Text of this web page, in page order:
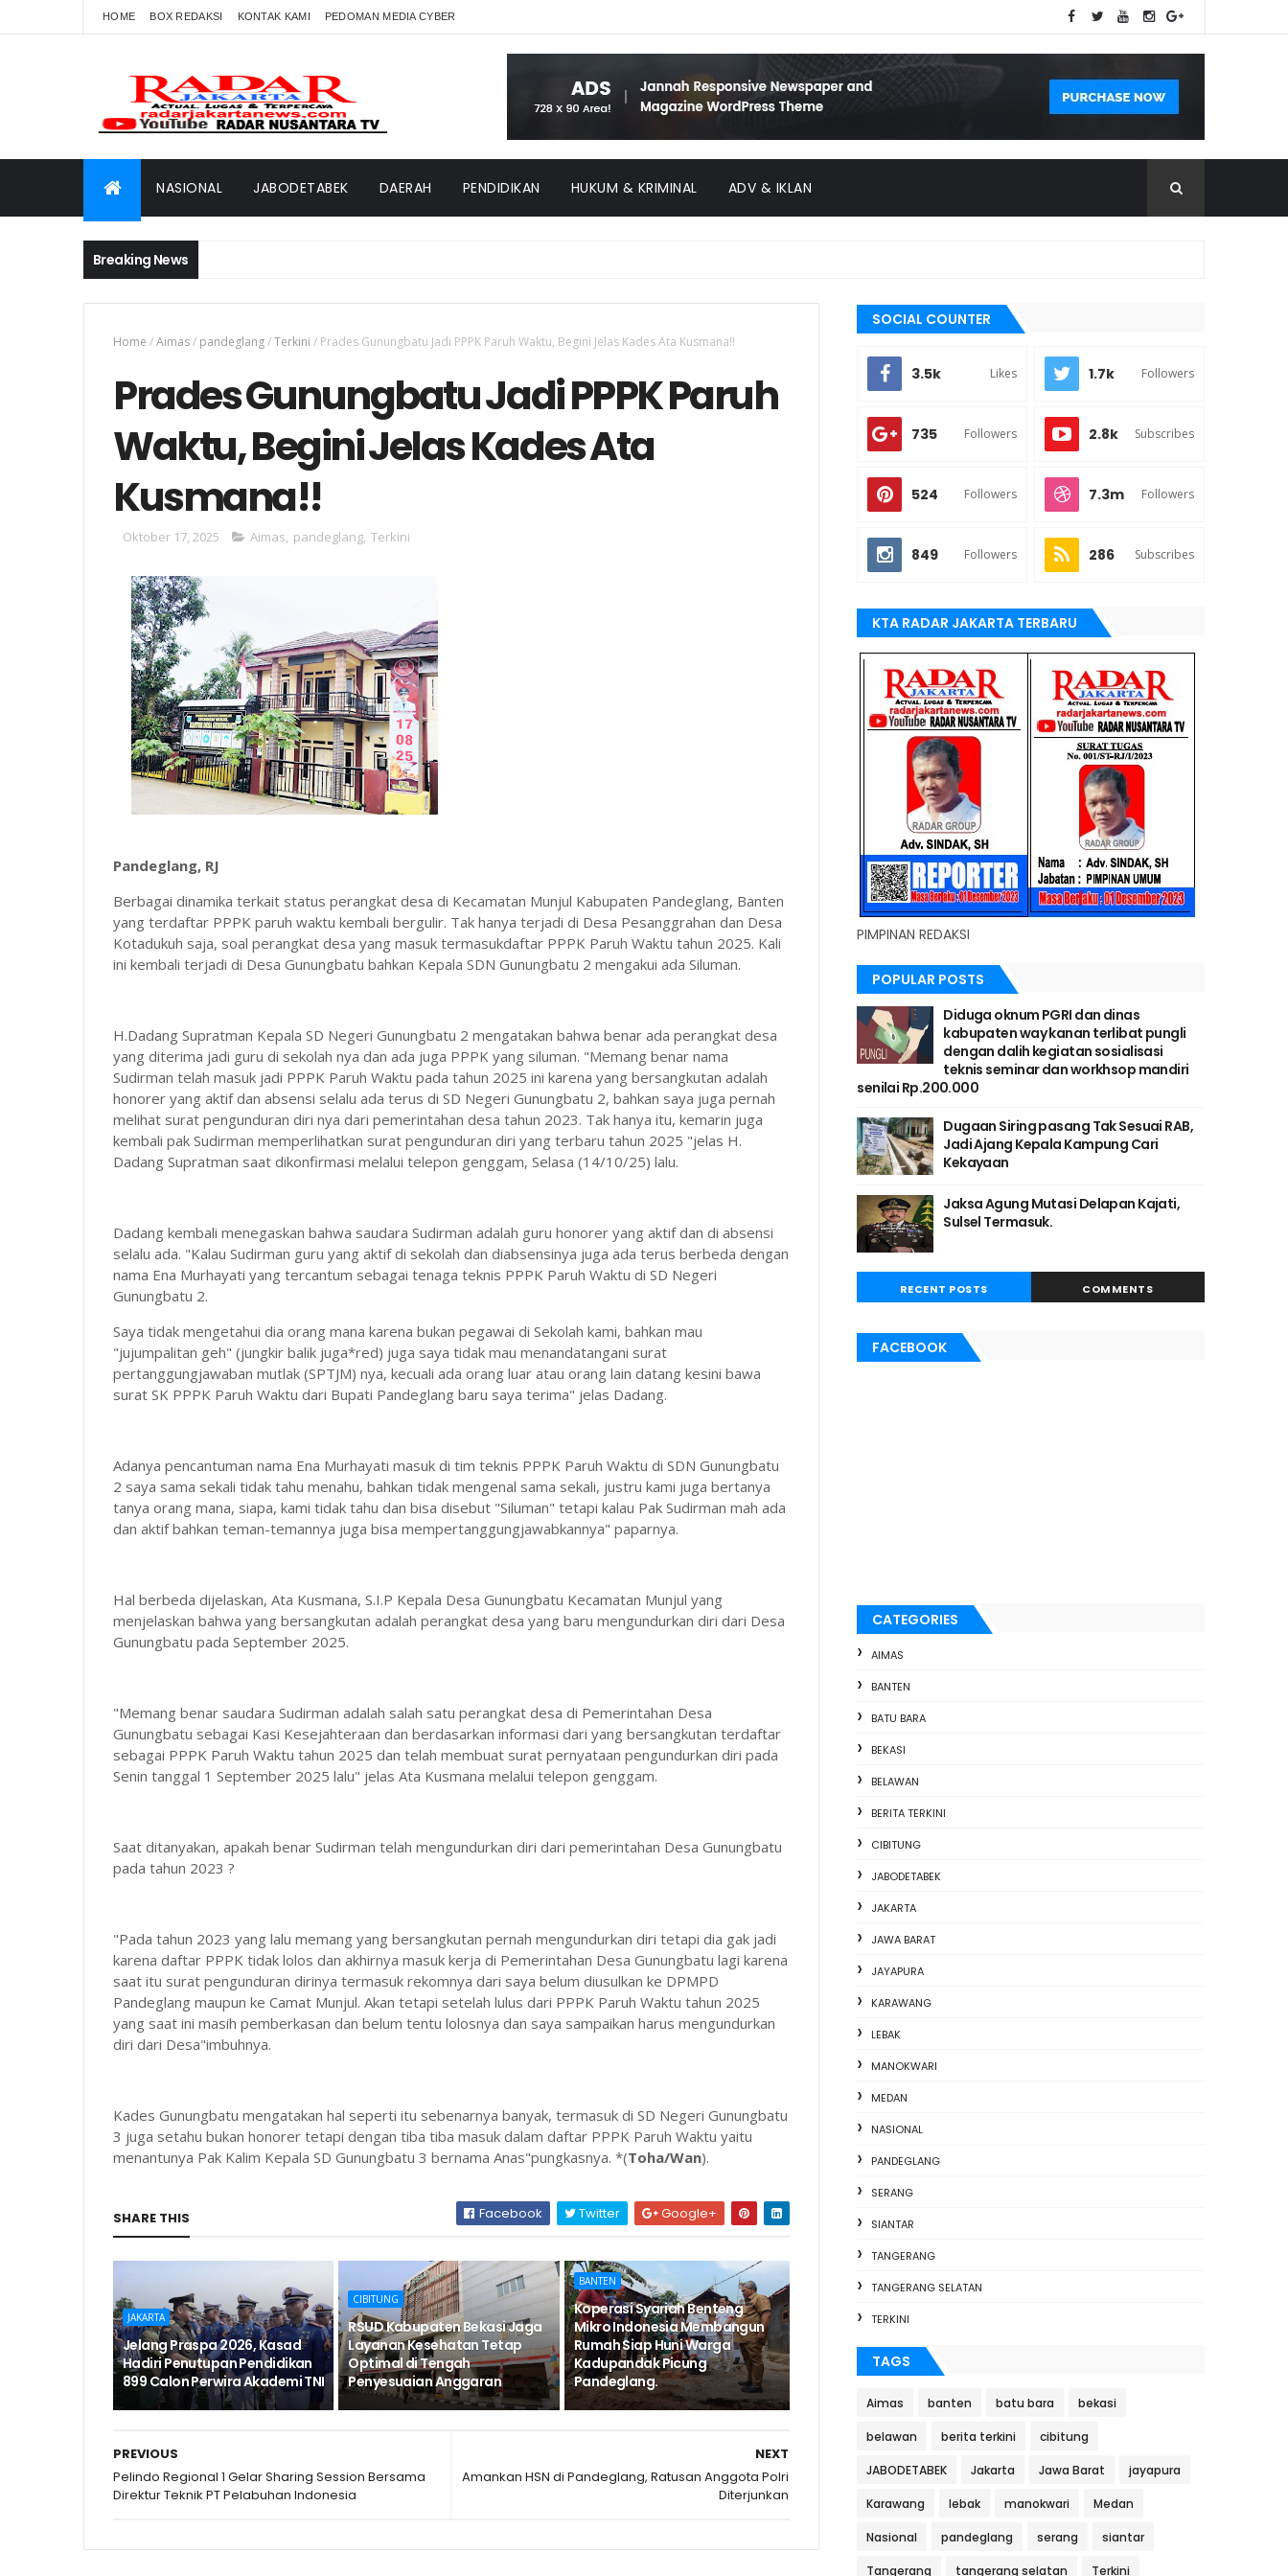
HOME BOX REDAKSI KONTAK KAMI PEDOMAN MEDIA CYBER
NASIONAL JABODETABEK DAERAH PENDIDIKAN HUKUM & KRIMINAL ADV & IKLAN
Breaking News
Home /Aimas/ pandeglang/Terkini / Prades Gunungbatu Jadi PPPK Paruh Waktu, Begini Jelas Kades Ata Kusmana!!
Prades Gunungbatu Jadi PPPK Paruh
Waktu, Begini Jelas Kades Ata
Kusmana!!
Oktober 17, 2025 Aimas, pandeglang, Terkini
Pandeglang, RJ
Berbagai dinamika terkait status perangkat desa di Kecamatan Munjul Kabupaten Pandeglang, Banten
yang terdaftar PPPK paruh waktu kembali bergulir. Tak hanya terjadi di Desa Pesanggrahan dan Desa
Kotadukuh saja, soal perangkat desa yang masuk termasukdaftar PPPK Paruh Waktu tahun 2025. Kali
ini kembali terjadi di Desa Gunungbatu bahkan Kepala SDN Gunungbatu 2 mengakui ada Siluman.
H.Dadang Supratman Kepala SD Negeri Gunungbatu 2 mengatakan bahwa benar ada perangkat desa
yang diterima jadi guru di sekolah nya dan ada juga PPPK yang siluman. "Memang benar nama
Sudirman telah masuk jadi PPPK Paruh Waktu pada tahun 2025 ini karena yang bersangkutan adalah
honorer yang aktif dan absensi selalu ada terus di SD Negeri Gunungbatu 2, bahkan saya juga pernah
melihat surat pengunduran diri nya dari pemerintahan desa tahun 2023. Tak hanya itu, kemarin juga
kembali pak Sudirman memperlihatkan surat pengunduran diri yang terbaru tahun 2025 "jelas H.
Dadang Supratman saat dikonfirmasi melalui telepon genggam, Selasa (14/10/25) lalu.
Dadang kembali menegaskan bahwa saudara Sudirman adalah guru honorer yang aktif dan di absensi
selalu ada. "Kalau Sudirman guru yang aktif di sekolah dan diabsensinya juga ada terus berbeda dengan
nama Ena Murhayati yang tercantum sebagai tenaga teknis PPPK Paruh Waktu di SD Negeri
Gunungbatu 2.
Saya tidak mengetahui dia orang mana karena bukan pegawai di Sekolah kami, bahkan mau
"jujumpalitan geh" (jungkir balik juga*red) juga saya tidak mau menandatangani surat
pertanggungjawaban mutlak (SPTJM) nya, kecuali ada orang luar atau orang lain datang kesini bawa
surat SK PPPK Paruh Waktu dari Bupati Pandeglang baru saya terima" jelas Dadang.
Adanya pencantuman nama Ena Murhayati masuk di tim teknis PPPK Paruh Waktu di SDN Gunungbatu
2 saya sama sekali tidak tahu menahu, bahkan tidak mengenal sama sekali, justru kami juga bertanya
tanya orang mana, siapa, kami tidak tahu dan bisa disebut "Siluman" tetapi kalau Pak Sudirman mah ada
dan aktif bahkan teman-temannya juga bisa mempertanggungjawabkannya" paparnya.
Hal berbeda dijelaskan, Ata Kusmana, S.I.P Kepala Desa Gunungbatu Kecamatan Munjul yang
menjelaskan bahwa yang bersangkutan adalah perangkat desa yang baru mengundurkan diri dari Desa
Gunungbatu pada September 2025.
"Memang benar saudara Sudirman adalah salah satu perangkat desa di Pemerintahan Desa
Gunungbatu sebagai Kasi Kesejahteraan dan berdasarkan informasi dari yang bersangkutan terdaftar
sebagai PPPK Paruh Waktu tahun 2025 dan telah membuat surat pernyataan pengundurkan diri pada
Senin tanggal 1 September 2025 lalu" jelas Ata Kusmana melalui telepon genggam.
Saat ditanyakan, apakah benar Sudirman telah mengundurkan diri dari pemerintahan Desa Gunungbatu
pada tahun 2023 ?
"Pada tahun 2023 yang lalu memang yang bersangkutan pernah mengundurkan diri tetapi dia gak jadi
karena daftar PPPK tidak lolos dan akhirnya masuk kerja di Pemerintahan Desa Gunungbatu lagi karena
saat itu surat pengunduran dirinya termasuk rekomnya dari saya belum diusulkan ke DPMPD
Pandeglang maupun ke Camat Munjul. Akan tetapi setelah lulus dari PPPK Paruh Waktu tahun 2025
yang saat ini masih pemberkasan dan belum tentu lolosnya dan saya sampaikan harus mengundurkan
diri dari Desa"imbuhnya.
Kades Gunungbatu mengatakan hal seperti itu sebenarnya banyak, termasuk di SD Negeri Gunungbatu
3 juga setahu bukan honorer tetapi dengan tiba tiba masuk dalam daftar PPPK Paruh Waktu yaitu
menantunya Pak Kalim Kepala SD Gunungbatu 3 bernama Anas"pungkasnya. *(Toha/Wan).
SHARE THIS Facebook Twitter Google+
JAKARTA
Jelang Praspa 2026, Kasad
Hadiri Penutupan Pendidikan
899 Calon Perwira Akademi TNI
CIBITUNG
RSUD Kabupaten Bekasi Jaga
Layanan Kesehatan Tetap
Optimal di Tengah
Penyesuaian Anggaran
BANTEN
Koperasi Syariah Benteng
Mikro Indonesia Membangun
Rumah Siap Huni Warga
Kadupandak Picung
Pandeglang.
NEXT
Amankan HSN di Pandeglang, Ratusan Anggota Polri
Diterjunkan
PREVIOUS
Pelindo Regional 1 Gelar Sharing Session Bersama
Direktur Teknik PT Pelabuhan Indonesia
SOCIAL COUNTER
3.5k Likes 1.7k Followers
735 Followers 2.8k Subscribes
524 Followers 7.3m Followers
849 Followers 286 Subscribes
KTA RADAR JAKARTA TERBARU
PIMPINAN REDAKSI
POPULAR POSTS
Diduga oknum PGRI dan dinas
kabupaten way kanan terlibat pungli
dengan dalih kegiatan sosialisasi
teknis seminar dan workhsop mandiri
senilai Rp.200.000
Dugaan Siring pasang Tak Sesuai RAB,
Jadi Ajang Kepala Kampung Cari
Kekayaan
Jaksa Agung Mutasi Delapan Kajati,
Sulsel Termasuk.
RECENT POSTS COMMENTS
FACEBOOK
CATEGORIES
AIMAS
BANTEN
BATU BARA
BEKASI
BELAWAN
BERITA TERKINI
CIBITUNG
JABODETABEK
JAKARTA
JAWA BARAT
JAYAPURA
KARAWANG
LEBAK
MANOKWARI
MEDAN
NASIONAL
PANDEGLANG
SERANG
SIANTAR
TANGERANG
TANGERANG SELATAN
TERKINI
TAGS
Aimas banten batu bara bekasi
belawan berita terkini cibitung
JABODETABEK Jakarta Jawa Barat jayapura
Karawang lebak manokwari Medan
Nasional pandeglang serang siantar
Tangerang tangerang selatan Terkini